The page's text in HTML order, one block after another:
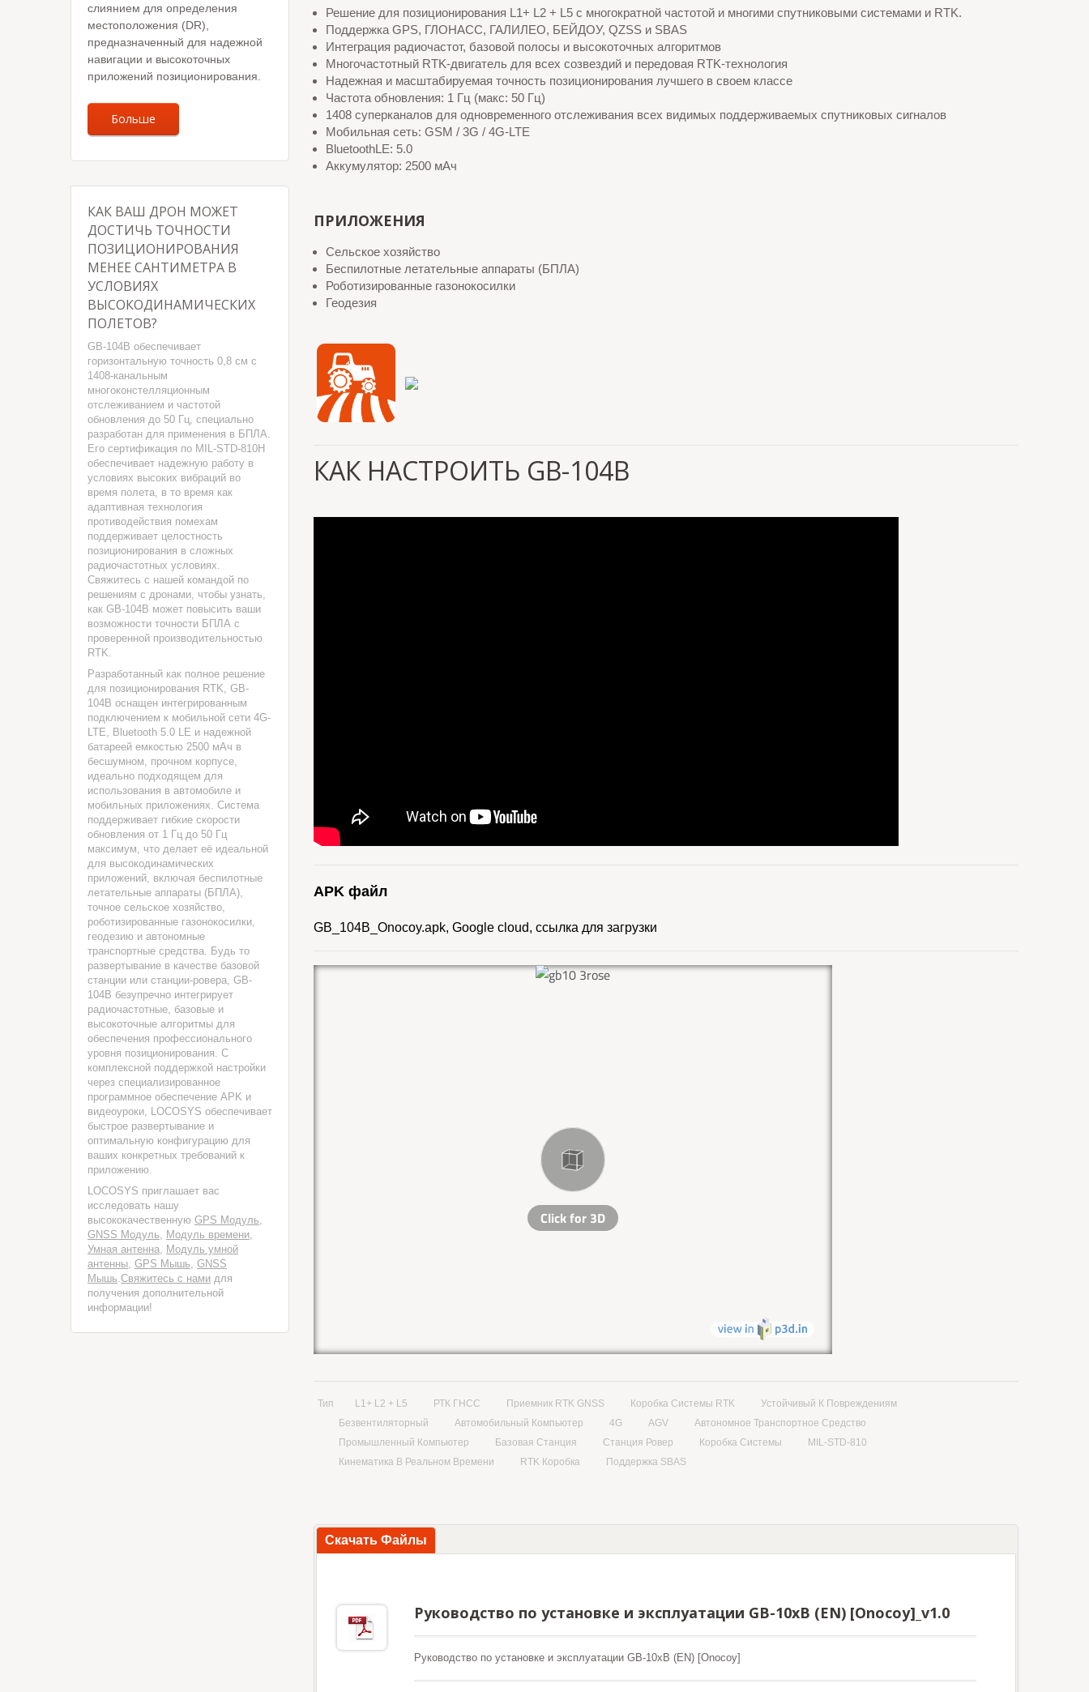
слиянием для определения
местоположения (DR),
предназначенный для надежной
навигации и высокоточных
приложений позиционирования.
Больше
КАК ВАШ ДРОН МОЖЕТ
ДОСТИЧЬ ТОЧНОСТИ
ПОЗИЦИОНИРОВАНИЯ
МЕНЕЕ САНТИМЕТРА В
УСЛОВИЯХ
ВЫСОКОДИНАМИЧЕСКИХ
ПОЛЕТОВ?
GB-104B обеспечивает
горизонтальную точность 0,8 см с
1408-канальным
многоконстелляционным
отслеживанием и частотой
обновления до 50 Гц, специально
разработан для применения в БПЛА.
Его сертификация по MIL-STD-810H
обеспечивает надежную работу в
условиях высоких вибраций во
время полета, в то время как
адаптивная технология
противодействия помехам
поддерживает целостность
позиционирования в сложных
радиочастотных условиях.
Свяжитесь с нашей командой по
решениям с дронами, чтобы узнать,
как GB-104B может повысить ваши
возможности точности БПЛА с
проверенной производительностью
RTK.
Разработанный как полное решение
для позиционирования RTK, GB-
104B оснащен интегрированным
подключением к мобильной сети 4G-
LTE, Bluetooth 5.0 LE и надежной
батареей емкостью 2500 мАч в
бесшумном, прочном корпусе,
идеально подходящем для
использования в автомобиле и
мобильных приложениях. Система
поддерживает гибкие скорости
обновления от 1 Гц до 50 Гц
максимум, что делает её идеальной
для высокодинамических
приложений, включая беспилотные
летательные аппараты (БПЛА),
точное сельское хозяйство,
роботизированные газонокосилки,
геодезию и автономные
транспортные средства. Будь то
развертывание в качестве базовой
станции или станции-ровера, GB-
104B безупречно интегрирует
радиочастотные, базовые и
высокоточные алгоритмы для
обеспечения профессионального
уровня позиционирования. С
комплексной поддержкой настройки
через специализированное
программное обеспечение APK и
видеоуроки, LOCOSYS обеспечивает
быстрое развертывание и
оптимальную конфигурацию для
ваших конкретных требований к
приложению.
LOCOSYS приглашает вас
исследовать нашу
высококачественную GPS Модуль,
GNSS Модуль, Модуль времени,
Умная антенна, Модуль умной
антенны, GPS Мышь, GNSS
Мышь.Свяжитесь с нами для
получения дополнительной
информации!
Решение для позиционирования L1+ L2 + L5 с многократной частотой и многими спутниковыми системами и RTK.
Поддержка GPS, ГЛОНАСС, ГАЛИЛЕО, БЕЙДОУ, QZSS и SBAS
Интеграция радиочастот, базовой полосы и высокоточных алгоритмов
Многочастотный RTK-двигатель для всех созвездий и передовая RTK-технология
Надежная и масштабируемая точность позиционирования лучшего в своем классе
Частота обновления: 1 Гц (макс: 50 Гц)
1408 суперканалов для одновременного отслеживания всех видимых поддерживаемых спутниковых сигналов
Мобильная сеть: GSM / 3G / 4G-LTE
BluetoothLE: 5.0
Аккумулятор: 2500 мАч
ПРИЛОЖЕНИЯ
Сельское хозяйство
Беспилотные летательные аппараты (БПЛА)
Роботизированные газонокосилки
Геодезия
КАК НАСТРОИТЬ GB-104B
APK файл
GB_104B_Onocoy.apk, Google cloud, ссылка для загрузки
Тип L1+ L2 + L5 РТК ГНСС Приемник RTK GNSS Коробка Системы RTK
Устойчивый К Повреждениям
Безвентиляторный
Автомобильный Компьютер 4G AGV
Автономное Транспортное Средство
Промышленный Компьютер
Базовая Станция Станция Ровер Коробка Системы
MIL-STD-810
Кинематика В Реальном Времени
RTK Коробка Поддержка SBAS
Скачать Файлы
Руководство по установке и эксплуатации GB-10xB (EN) [Onocoy]_v1.0
Руководство по установке и эксплуатации GB-10xB (EN) [Onocoy]